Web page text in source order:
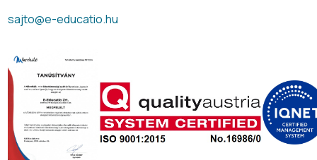
sajto@e-educatio.hu